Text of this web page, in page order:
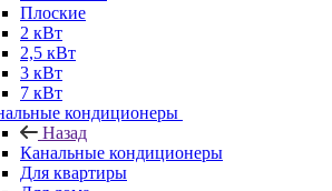
Плоские
2 кВт
2,5 кВт
3 кВт
7 кВт
кондиционеры
Назад
Канальные кондиционеры
Для квартиры